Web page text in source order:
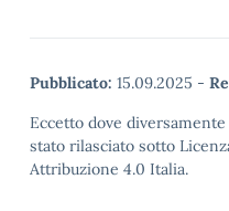
Pubblicato: 15.09.2025 -
Eccetto dove
stato rilasciato sotto
Attribuzione 4.0 Italia.